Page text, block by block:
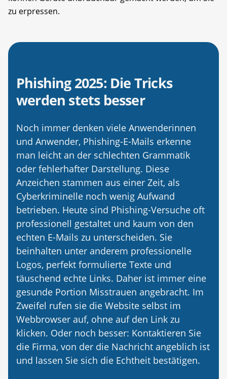
zu erpressen.
Phishing 2025: Die Tricks
werden stets besser
Noch immer denken viele Anwenderinnen
und Anwender, Phishing-E-Mails erkenne
man leicht an der schlechten Grammatik
oder fehlerhafter Darstellung. Diese
Anzeichen stammen aus einer Zeit, als
Cyberkriminelle noch wenig Aufwand
betrieben. Heute sind Phishing-Versuche oft
professionell gestaltet und kaum von den
echten E-Mails zu unterscheiden. Sie
beinhalten unter anderem professionelle
Logos, perfekt formulierte Texte und
täuschend echte Links. Daher ist immer eine
gesunde Portion Misstrauen angebracht. Im
Zweifel rufen sie die Website selbst im
Webbrowser auf, ohne auf den Link zu
klicken. Oder noch besser: Kontaktieren Sie
die Firma, von der die Nachricht angeblich ist
und lassen Sie sich die Echtheit bestätigen.